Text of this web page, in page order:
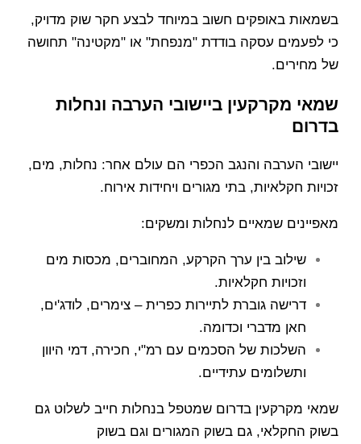
בשמאות באופקים חשוב במיוחד לבצע חקר שוק מדויק,
כי לפעמים עסקה בודדת "מנפחת" או "מקטינה" תחושה
של מחירים.
שמאי מקרקעין ביישובי הערבה ונחלות
בדרום
יישובי הערבה והנגב הכפרי הם עולם אחר: נחלות, מים,
זכויות חקלאיות, בתי מגורים ויחידות אירוח.
מאפיינים שמאיים לנחלות ומשקים:
שילוב בין ערך הקרקע, המחוברים, מכסות מים
וזכויות חקלאיות.
דרישה גוברת לתיירות כפרית – צימרים, לודג'ים,
חאן מדברי וכדומה.
השלכות של הסכמים עם רמ"י, חכירה, דמי היוון
ותשלומים עתידיים.
שמאי מקרקעין בדרום שמטפל בנחלות חייב לשלוט גם
בשוק החקלאי, גם בשוק המגורים וגם בשוק